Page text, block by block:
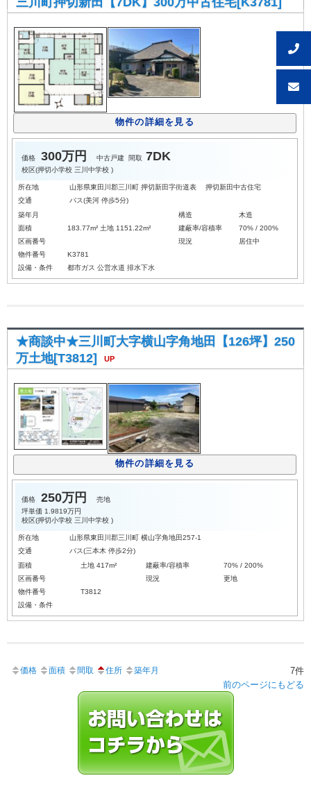
物件の詳細を見る
価格 300万円 中古戸建 間取 7DK
校区(押切小学校 三川中学校 )
所在地
山形県東田川郡三川町 押切新田字街道表 押切新田中古住宅
交通
バス(美河 停歩5分)
築年月
構造
木造
面積
183.77m² 土地 1151.22m² 建蔽率/容積率
70% / 200%
区画番号
現況
居住中
物件番号
K3781
設備・条件
都市ガス 公営水道 排水下水
★商談中★三川町大字横山字角地田【126坪】250
万土地[T3812]
UP
物件の詳細を見る
価格 250万円
売地
坪単価 1.9819万円
校区(押切小学校 三川中学校 )
所在地
山形県東田川郡三川町 横山字角地田257-1
交通
バス(三本木 停歩2分)
面積
土地 417m² 建蔽率/容積率
70% / 200%
区画番号
現況
更地
物件番号
T3812
設備・条件
価格 面積 間取 住所 築年月
7件
前のページにもどる